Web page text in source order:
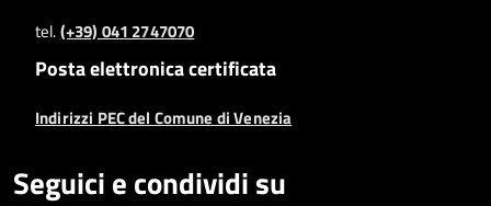
tel.(+39) 041 2747070
Posta elettronica certificata
Indirizzi PEC del Comune di Venezia
Seguici e condividi su